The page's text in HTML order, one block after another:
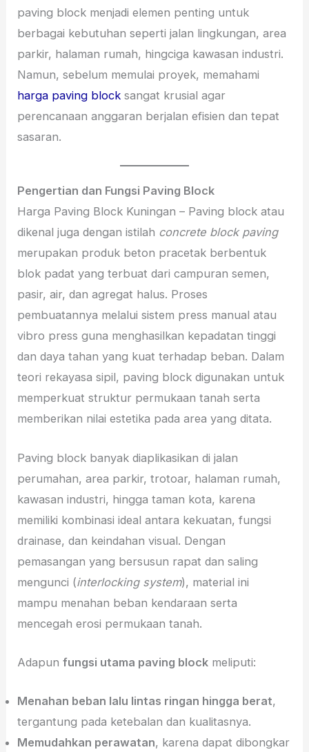
paving block menjadi elemen penting untuk
berbagai kebutuhan seperti jalan lingkungan, area
parkir, halaman rumah, hingciga kawasan industri.
Namun, sebelum memulai proyek, memahami
harga paving block sangat krusial agar
perencanaan anggaran berjalan efisien dan tepat
sasaran.
Pengertian dan Fungsi Paving Block
Harga Paving Block Kuningan – Paving block atau
dikenal juga dengan istilah concrete block paving
merupakan produk beton pracetak berbentuk
blok padat yang terbuat dari campuran semen,
pasir, air, dan agregat halus. Proses
pembuatannya melalui sistem press manual atau
vibro press guna menghasilkan kepadatan tinggi
dan daya tahan yang kuat terhadap beban. Dalam
teori rekayasa sipil, paving block digunakan untuk
memperkuat struktur permukaan tanah serta
memberikan nilai estetika pada area yang ditata.
Paving block banyak diaplikasikan di jalan
perumahan, area parkir, trotoar, halaman rumah,
kawasan industri, hingga taman kota, karena
memiliki kombinasi ideal antara kekuatan, fungsi
drainase, dan keindahan visual. Dengan
pemasangan yang bersusun rapat dan saling
mengunci (interlocking system), material ini
mampu menahan beban kendaraan serta
mencegah erosi permukaan tanah.
Adapunfungsi utama paving block meliputi:
Menahan beban lalu lintas ringan hingga berat,
tergantung pada ketebalan dan kualitasnya.
Memudahkan perawatan, karena dapat dibongkar